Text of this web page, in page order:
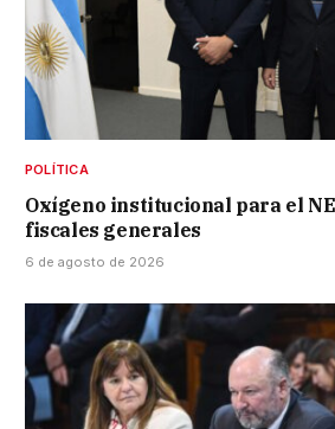
POLÍTICA
Oxígeno institucional para el
fiscales generales
6 de agosto de 2026